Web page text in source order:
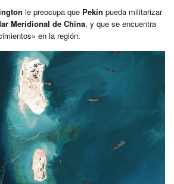
le preocupa que Pekín pueda militarizar
Meridional de China, y que se encuentra
en la región.